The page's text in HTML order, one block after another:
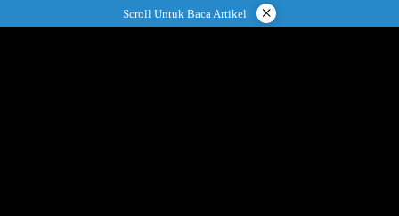
ke
Scroll Untuk Baca Artikel ×